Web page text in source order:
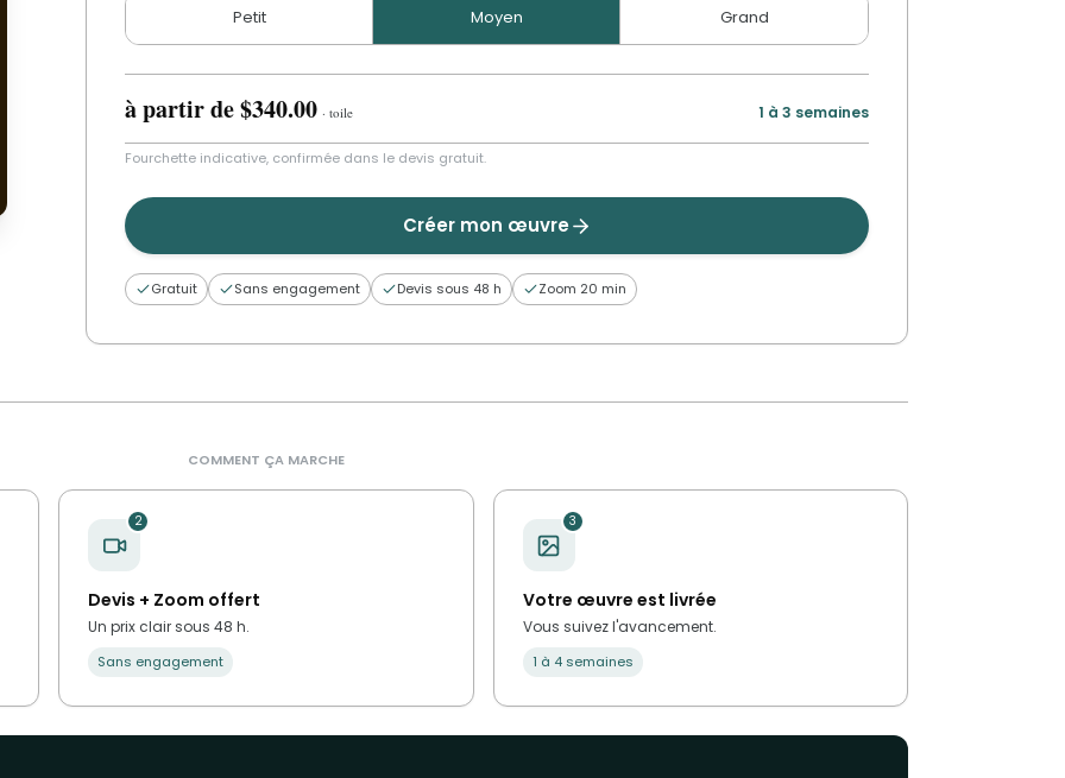
Petit Moyen Grand
à partir de$340.00 · toile 1 à 3 semaines
Fourchette indicative, confirmée dans le devis gratuit.
Créer mon œuvre
Gratuit Sans engagement Devis sous 48 h Zoom 20 min
COMMENT ÇA MARCHE
2
Devis + Zoom offert
Un prix clair sous 48 h.
Sans engagement
3
Votre œuvre est livrée
Vous suivez l'avancement.
1 à 4 semaines